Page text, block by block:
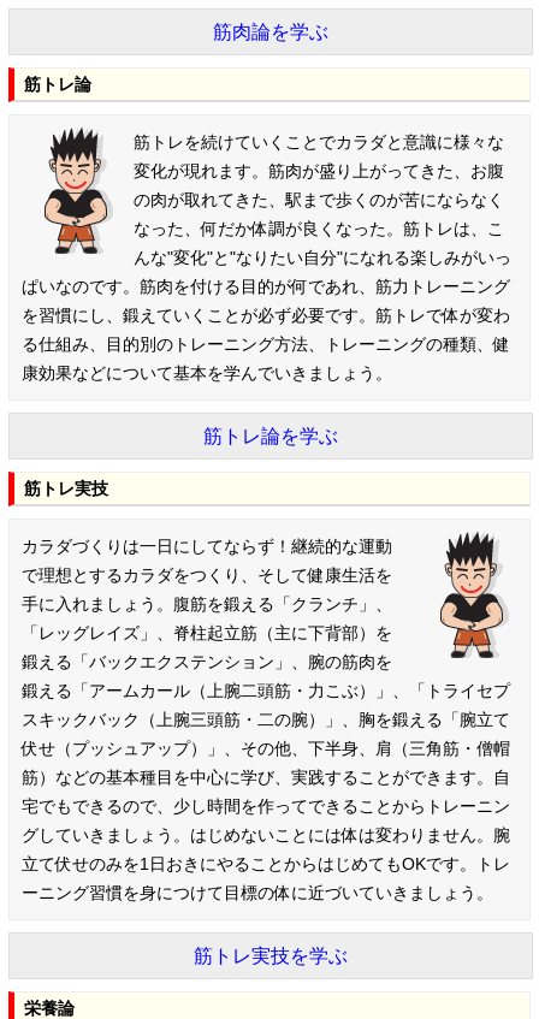
筋肉論を学ぶ
筋トレ論
筋トレを続けていくことでカラダと意識に様々な
変化が現れます。筋肉が盛り上がってきた、お腹
の肉が取れてきた、駅まで歩くのが苦にならなく
なった、何だか体調が良くなった。筋トレは、こ
んな"変化"と"なりたい自分"になれる楽しみがいっ
ぱいなのです。筋肉を付ける目的が何であれ、筋力トレーニング
を習慣にし、鍛えていくことが必ず必要です。筋トレで体が変わ
る仕組み、目的別のトレーニング方法、トレーニングの種類、健
康効果などについて基本を学んでいきましょう。
筋トレ論を学ぶ
筋トレ実技
カラダづくりは一日にしてならず！継続的な運動
で理想とするカラダをつくり、そして健康生活を
手に入れましょう。腹筋を鍛える「クランチ」、
「レッグレイズ」、脊柱起立筋（主に下背部）を
鍛える「バックエクステンション」、腕の筋肉を
鍛える「アームカール（上腕二頭筋・力こぶ）」、「トライセプ
スキックバック（上腕三頭筋・二の腕）」、胸を鍛える「腕立て
伏せ（プッシュアップ）」、その他、下半身、肩（三角筋・僧帽
筋）などの基本種目を中心に学び、実践することができます。自
宅でもできるので、少し時間を作ってできることからトレーニン
グしていきましょう。はじめないことには体は変わりません。腕
立て伏せのみを1日おきにやることからはじめてもOKです。トレ
ーニング習慣を身につけて目標の体に近づいていきましょう。
筋トレ実技を学ぶ
栄養論